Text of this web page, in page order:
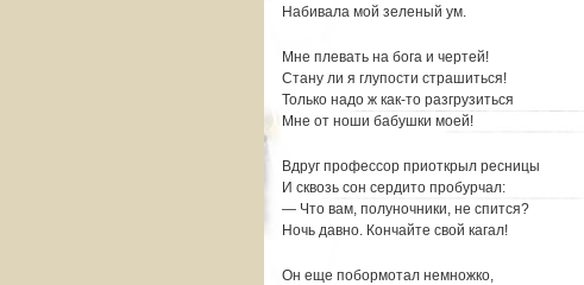
Набивала мой зеленый ум.
Мне плевать на бога и чертей!
Стану ли я глупости страшиться!
Только надо ж как-то разгрузиться
Мне от ноши бабушки моей!
Вдруг профессор приоткрыл ресницы
И сквозь сон сердито пробурчал:
— Что вам, полуночники, не спится?
Ночь давно. Кончайте свой кагал!
Он еще побормотал немножко,